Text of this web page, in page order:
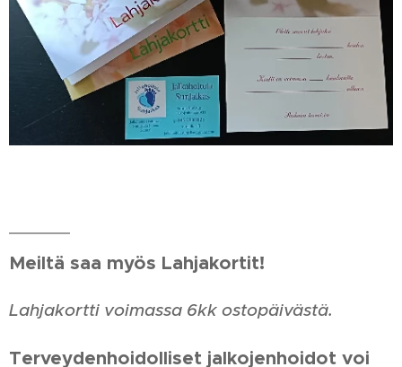
Meiltä saa myös Lahjakortit!
Lahjakortti voimassa 6kk ostopäivästä.
Terveydenhoidolliset jalkojenhoidot voi